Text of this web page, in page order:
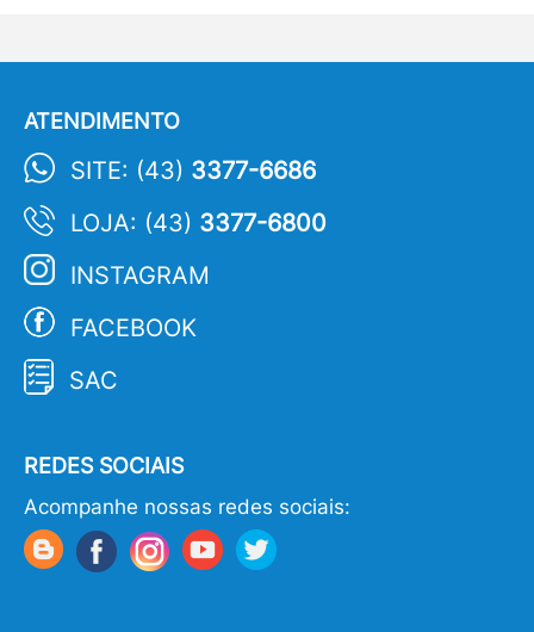
ATENDIMENTO
SITE: (43) 3377-6686
LOJA: (43) 3377-6800
INSTAGRAM
FACEBOOK
SAC
REDES SOCIAIS
Acompanhe nossas redes sociais: